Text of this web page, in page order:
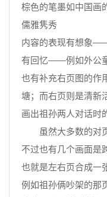
棕色的笔墨如中国画
儒雅隽秀
内容的表现有想象
有回忆——例如外公
也有补充右页图的
塘；而右页则是清新
画出祖孙两人对话时
虽然大多数的对页
不过也有几个画面是
也就是左右页合成一
例如祖孙俩吵架的那